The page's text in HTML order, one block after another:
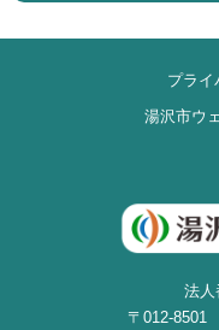
プライ
湯沢市ウ
法人
〒012-8501